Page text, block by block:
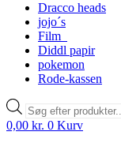
Dracco heads
jojo´s
Film
Diddl papir
pokemon
Rode-kassen
Products
search
0,00 kr. 0 Kurv